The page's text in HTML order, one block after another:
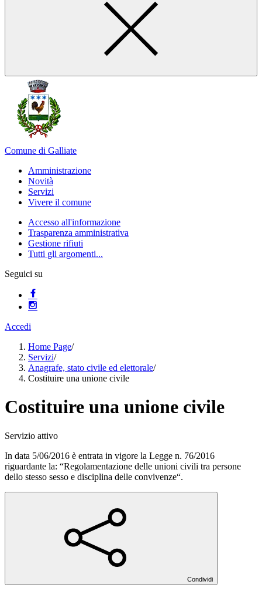
Comune di Galliate
Amministrazione
Novità
Servizi
Vivere il comune
Accesso all'informazione
Trasparenza amministrativa
Gestione rifiuti
Tutti gli argomenti...
Seguici su
Accedi
Home Page/
Servizi/
Anagrafe, stato civile ed elettorale/
Costituire una unione civile
Costituire una unione civile
Servizio attivo
In data 5/06/2016 è entrata in vigore la Legge n. 76/2016
riguardante la: “Regolamentazione delle unioni civili tra persone
dello stesso sesso e disciplina delle convivenze“.
Condividi